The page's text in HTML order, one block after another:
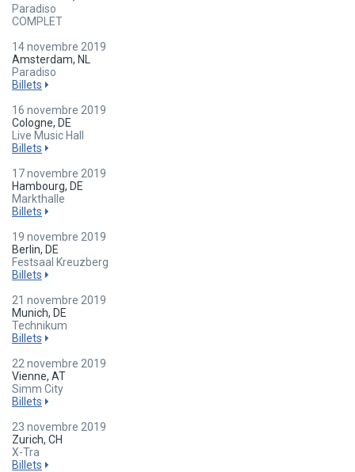
Paradiso
COMPLET
14 novembre 2019
Amsterdam, NL
Paradiso
Billets
16 novembre 2019
Cologne, DE
Live Music Hall
Billets
17 novembre 2019
Hambourg, DE
Markthalle
Billets
19 novembre 2019
Berlin, DE
Festsaal Kreuzberg
Billets
21 novembre 2019
Munich, DE
Technikum
Billets
22 novembre 2019
Vienne, AT
Simm City
Billets
23 novembre 2019
Zurich, CH
X-Tra
Billets